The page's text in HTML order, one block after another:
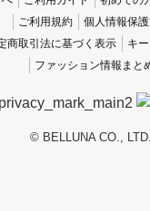
ご利用規約
個人情報保
商取引法に基づく表示
キ
ファッション情報まと
© BELLUNA CO., LTD.